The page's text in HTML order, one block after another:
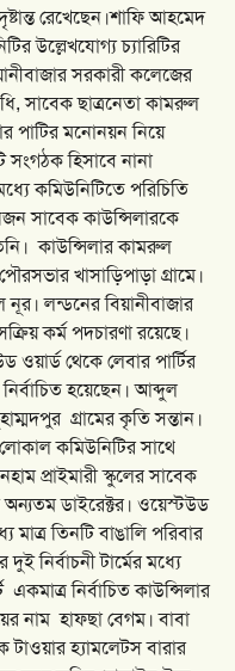
রেখেছেন।শাফি আহমেদ
উল্লেখযোগ্য চ্যারিটির
সরকারী কলেজের
সাবেক ছাত্রনেতা কামরুল
পাটির মনোনয়ন নিয়ে
সংগঠক হিসাবে নানা
কমিউনিটিতে পরিচিতি
সাবেক কাউন্সিলারকে
কাউন্সিলার কামরুল
খাসাড়িপাড়া গ্রামে।
লন্ডনের বিয়ানীবাজার
কর্ম পদচারণা রয়েছে।
ওয়ার্ড থেকে লেবার পার্টির
হয়েছেন। আব্দুল
গ্রামের কৃতি সন্তান।
কমিউনিটির সাথে
প্রাইমারী স্কুলের সাবেক
অন্যতম ডাইরেক্টর। ওয়েস্টউড
তিনটি বাঙালি পরিবার
নির্বাচনী টার্মের মধ্যে
নির্বাচিত কাউন্সিলার
নাম হাফছা বেগম। বাবা
টাওয়ার হ্যামলেটস বারার